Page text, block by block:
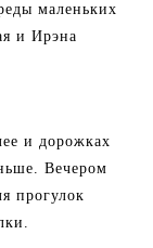
маленьких
и Ирэна
и дорожках
Вечером
прогулок